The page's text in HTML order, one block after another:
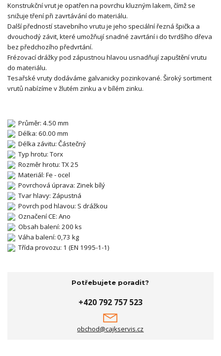
Konstrukční vrut je opatřen na povrchu kluzným lakem, čímž se
snižuje tření při zavrtávání do materiálu.
Další předností stavebního vrutu je jeho speciální řezná špička a
dvouchodý závit, které umožňují snadné zavrtání i do tvrdšího dřeva
bez předchozího předvrtání.
Frézovací drážky pod zápustnou hlavou usnadňují zapuštění vrutu
do materiálu.
Tesařské vruty dodáváme galvanicky pozinkované. Široký sortiment
vrutů nabízíme v žlutém zinku a v bílém zinku.
Průměr: 4.50 mm
Délka: 60.00 mm
Délka závitu: Částečný
Typ hrotu: Torx
Rozměr hrotu: TX 25
Materiál: Fe - ocel
Povrchová úprava: Zinek bílý
Tvar hlavy: Zápustná
Povrch pod hlavou: S drážkou
Označení CE: Ano
Obsah balení: 200 ks
Váha balení: 0,73 kg
Třída provozu: 1 (EN 1995-1-1)
Potřebujete poradit?
+420 792 757 523
obchod@cajkservis.cz